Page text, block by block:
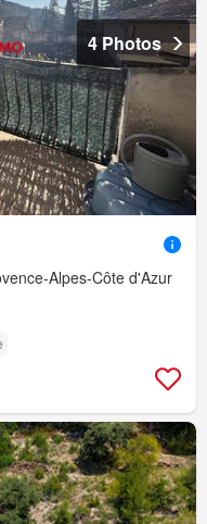
4 Photos
Alpes-Côte d'Azur